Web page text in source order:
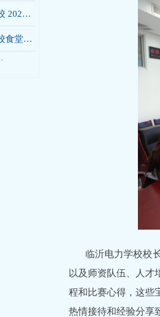
临沂电力学校校
以及师资队伍、人才
程和比赛心得，这些
热情接待和经验分享